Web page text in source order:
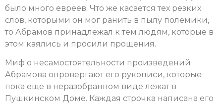
было много евреев. Что же касается тех резких
слов, которыми он мог ранить в пылу полемики,
то Абрамов принадлежал к тем людям, которые в
этом каялись и просили прощения.
Миф о несамостоятельности произведений
Абрамова опровергают его рукописи, которые
пока еще в неразобранном виде лежат в
Пушкинском Доме. Каждая строчка написана его